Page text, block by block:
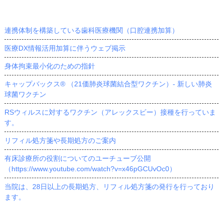
連携体制を構築している歯科医療機関（口腔連携加算）
医療DX情報活用加算に伴うウェブ掲示
身体拘束最小化のための指針
キャップバックス® （21価肺炎球菌結合型ワクチン）- 新しい肺炎
球菌ワクチン
RSウィルスに対するワクチン（アレックスビー）接種を行っていま
す。
リフィル処方箋や長期処方のご案内
有床診療所の役割についてのユーチューブ公開
（https://www.youtube.com/watch?v=x46pGCUvOc0）
当院は、28日以上の長期処方、リフィル処方箋の発行を行っており
ます。